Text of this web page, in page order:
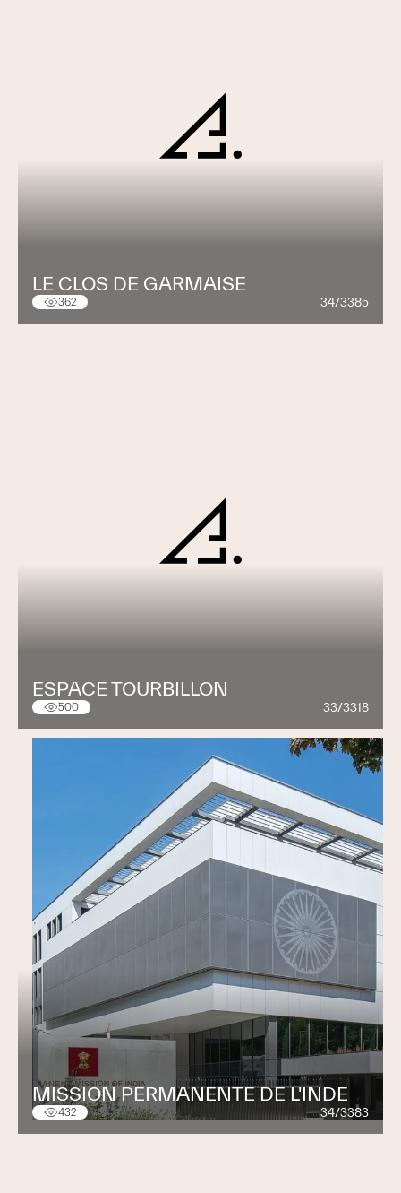
LE CLOS DE GARMAISE
362 34/3385
ESPACE TOURBILLON
500 33/3318
MISSION PERMANENTE DE L'INDE
432 34/3383